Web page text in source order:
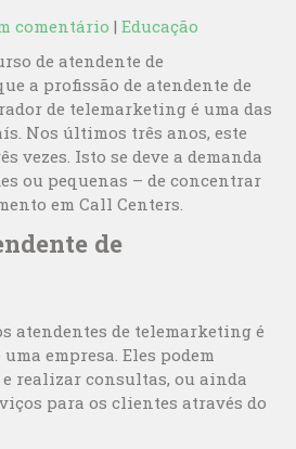
comentário |Educação
de atendente de
a profissão de atendente de
de telemarketing é uma das
Nos últimos três anos, este
vezes. Isto se deve a demanda
ou pequenas – de concentrar
em Call Centers.
de
atendentes de telemarketing é
empresa. Eles podem
realizar consultas, ou ainda
para os clientes através do